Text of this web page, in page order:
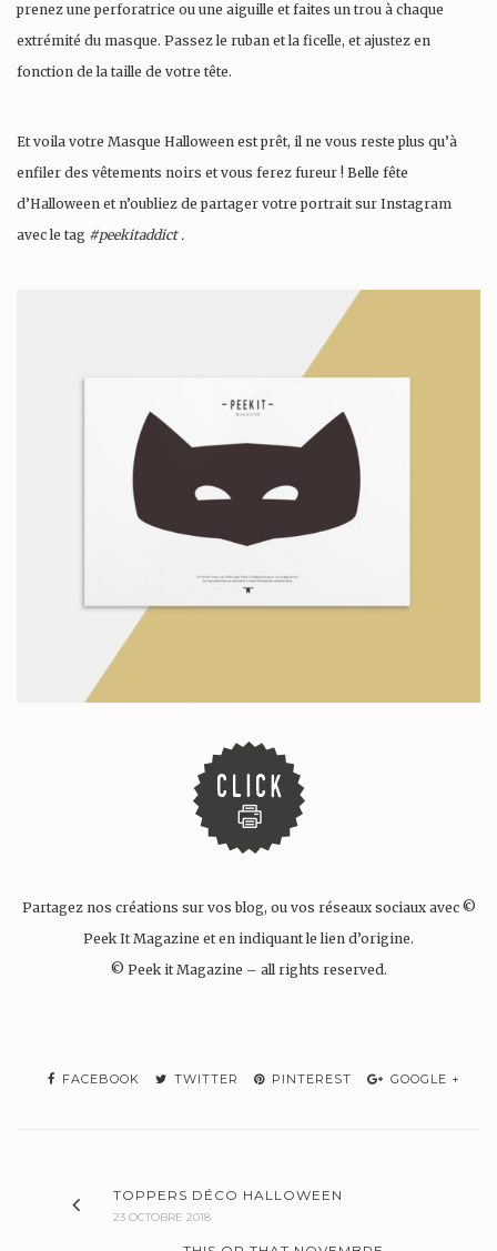
prenez une perforatrice ou une aiguille et faites un trou à chaque
extrémité du masque. Passez le ruban et la ficelle, et ajustez en
fonction de la taille de votre tête.
Et voila votre Masque Halloween est prêt, il ne vous reste plus qu’à
enfiler des vêtements noirs et vous ferez fureur ! Belle fête
d’Halloween et n’oubliez de partager votre portrait sur Instagram
avec le tag #peekitaddict .
Partagez nos créations sur vos blog, ou vos réseaux sociaux avec ©
Peek It Magazine et en indiquant le lien d’origine.
© Peek it Magazine – all rights reserved.
FACEBOOK TWITTER PINTEREST GOOGLE +
TOPPERS DÉCO HALLOWEEN
23 OCTOBRE 2018